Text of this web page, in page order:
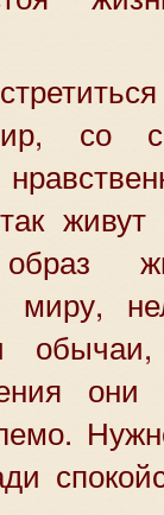
со
миру,
они